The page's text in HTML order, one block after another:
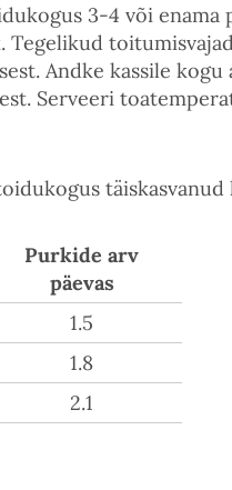
3-4 või
Tegelikud
Andke kassile
Serveeri
Purkide arv
päevas
1.5
1.8
2.1